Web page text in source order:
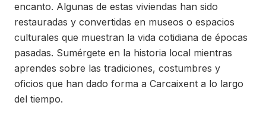
encanto. Algunas de estas viviendas han sido
restauradas y convertidas en museos o espacios
culturales que muestran la vida cotidiana de épocas
pasadas. Sumérgete en la historia local mientras
aprendes sobre las tradiciones, costumbres y
oficios que han dado forma a Carcaixent a lo largo
del tiempo.